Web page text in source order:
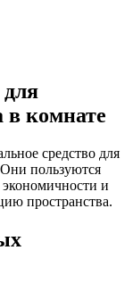
в комнате
средство для
пользуются
экономичности и
пространства.